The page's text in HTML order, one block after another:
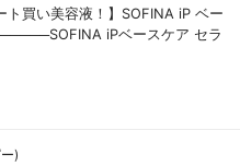
ト買い美容液！】SOFINA iP ベー
iPベースケア セラ
)